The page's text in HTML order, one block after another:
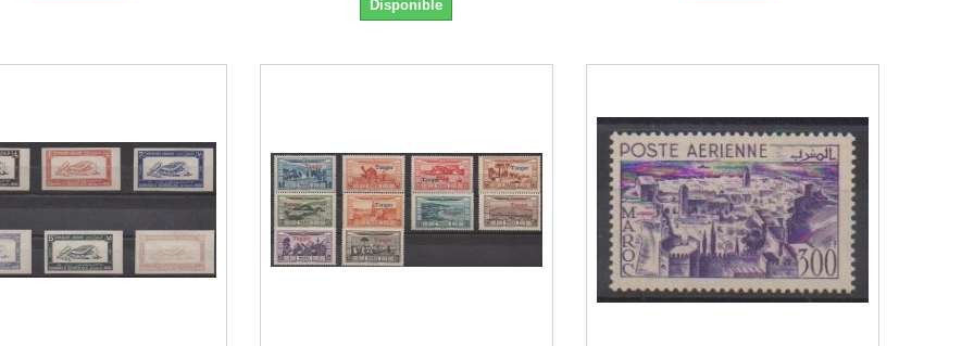
Disponible